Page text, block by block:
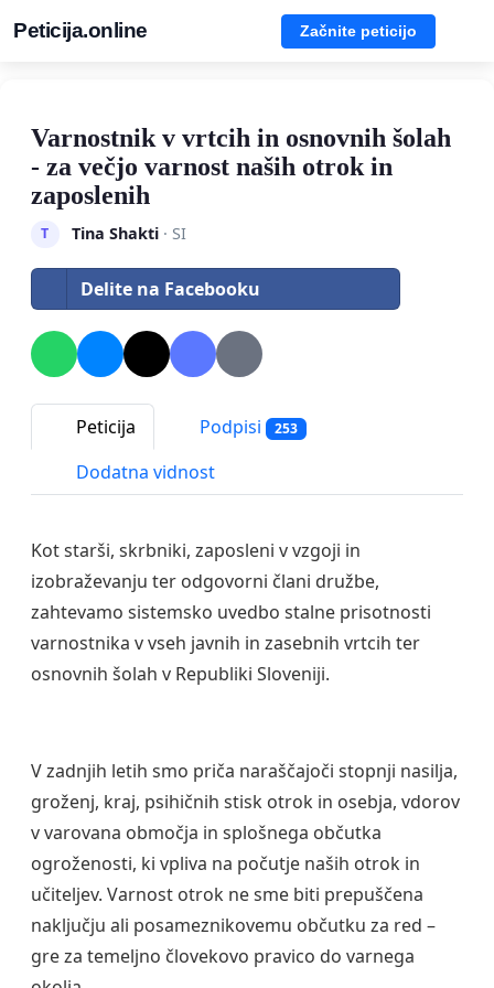
Peticija.online Začnite peticijo
Varnostnik v vrtcih in osnovnih šolah
- za večjo varnost naših otrok in
zaposlenih
T Tina Shakti· SI
Delite na Facebooku
Peticija Podpisi 253
Dodatna vidnost
Kot starši, skrbniki, zaposleni v vzgoji in
izobraževanju ter odgovorni člani družbe,
zahtevamo sistemsko uvedbo stalne prisotnosti
varnostnika v vseh javnih in zasebnih vrtcih ter
osnovnih šolah v Republiki Sloveniji.
V zadnjih letih smo priča naraščajoči stopnji nasilja,
groženj, kraj, psihičnih stisk otrok in osebja, vdorov
v varovana območja in splošnega občutka
ogroženosti, ki vpliva na počutje naših otrok in
učiteljev. Varnost otrok ne sme biti prepuščena
naključju ali posameznikovemu občutku za red –
gre za temeljno človekovo pravico do varnega